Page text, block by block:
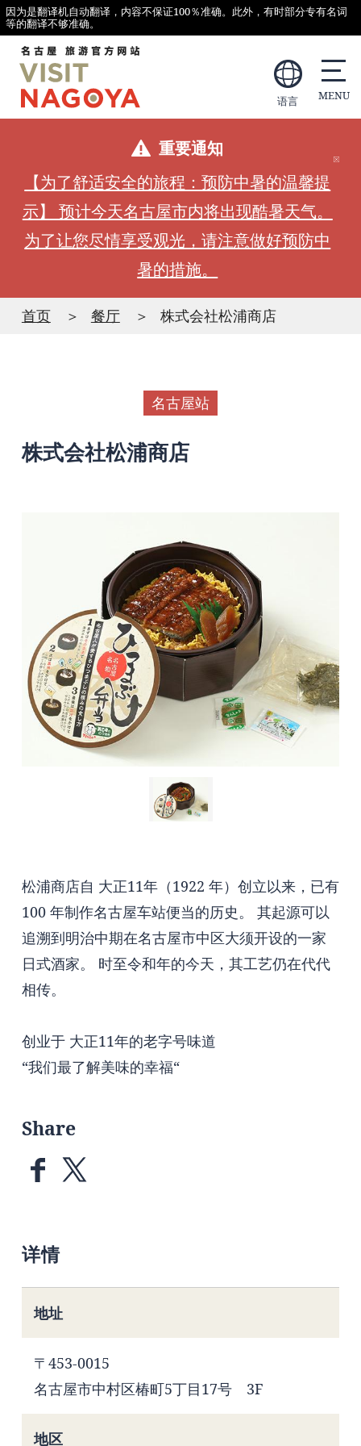
因为是翻译机自动翻译，内容不保证100％准确。此外，有时部分专有名词
等的翻译不够准确。
语言
重要通知
【为了舒适安全的旅程：预防中暑的温馨提
示】 预计今天名古屋市内将出现酷暑天气。
为了让您尽情享受观光，请注意做好预防中
暑的措施。
首页 餐厅 株式会社松浦商店
名古屋站
株式会社松浦商店
松浦商店自 大正11年（1922 年）创立以来，已有
100 年制作名古屋车站便当的历史。 其起源可以
追溯到明治中期在名古屋市中区大须开设的一家
日式酒家。 时至令和年的今天，其工艺仍在代代
相传。
创业于 大正11年的老字号味道
“我们最了解美味的幸福“
Share
详情
地址
〒453-0015
名古屋市中村区椿町5丁目17号 3F
地区